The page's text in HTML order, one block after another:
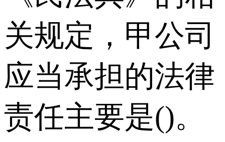
关规定，甲公司
应当承担的法律
责任主要是()。